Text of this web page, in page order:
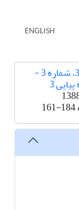
ENGLISH
دوره 3، شماره 3 -
3
161-184